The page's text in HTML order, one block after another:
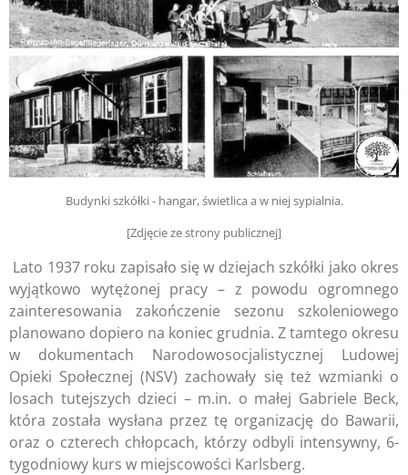
Budynki szkółki - hangar, świetlica a w niej sypialnia.
[Zdjęcie ze strony publicznej]
Lato 1937 roku zapisało się w dziejach szkółki jako okres
wyjątkowo wytężonej pracy – z powodu ogromnego
zainteresowania zakończenie sezonu szkoleniowego
planowano dopiero na koniec grudnia. Z tamtego okresu
w dokumentach Narodowosocjalistycznej Ludowej
Opieki Społecznej (NSV) zachowały się też wzmianki o
losach tutejszych dzieci – m.in. o małej Gabriele Beck,
która została wysłana przez tę organizację do Bawarii,
oraz o czterech chłopcach, którzy odbyli intensywny, 6-
tygodniowy kurs w miejscowości Karlsberg.